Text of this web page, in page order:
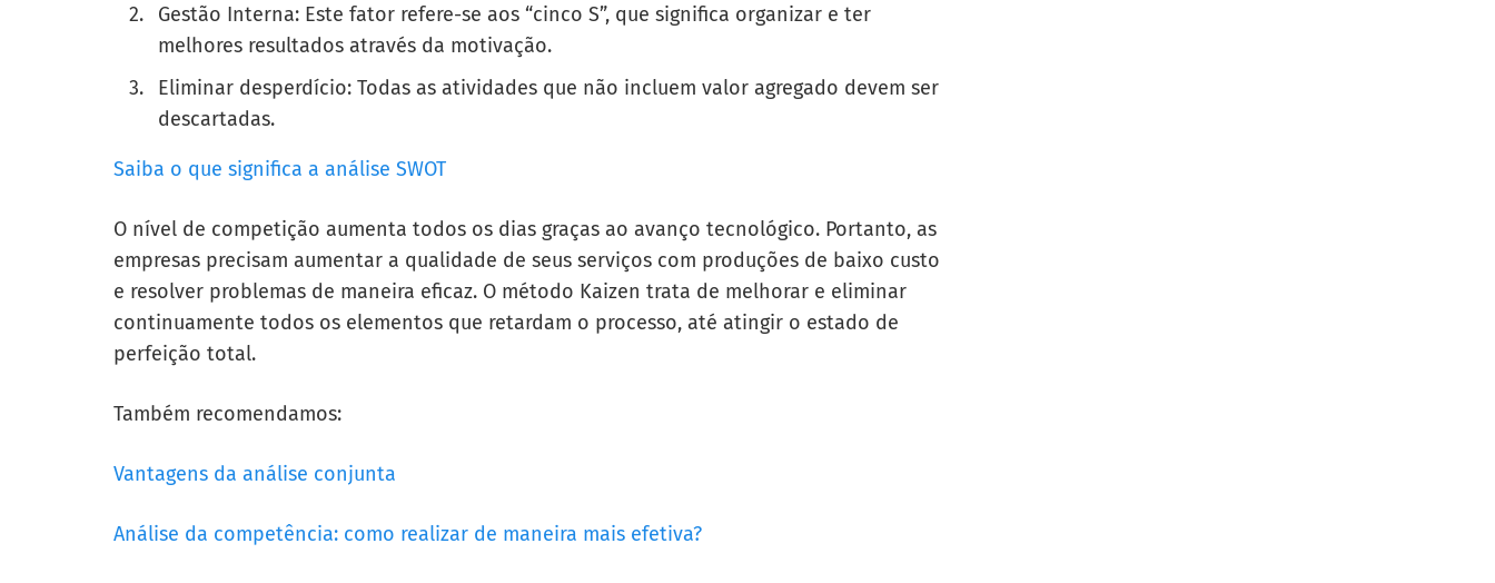
Gestão Interna: Este fator refere-se aos “cinco S”, que significa organizar e ter
melhores resultados através da motivação.
Eliminar desperdício: Todas as atividades que não incluem valor agregado devem ser
descartadas.
Saiba o que significa a análise SWOT
O nível de competição aumenta todos os dias graças ao avanço tecnológico. Portanto, as
empresas precisam aumentar a qualidade de seus serviços com produções de baixo custo
e resolver problemas de maneira eficaz. O método Kaizen trata de melhorar e eliminar
continuamente todos os elementos que retardam o processo, até atingir o estado de
perfeição total.
Também recomendamos:
Vantagens da análise conjunta
Análise da competência: como realizar de maneira mais efetiva?